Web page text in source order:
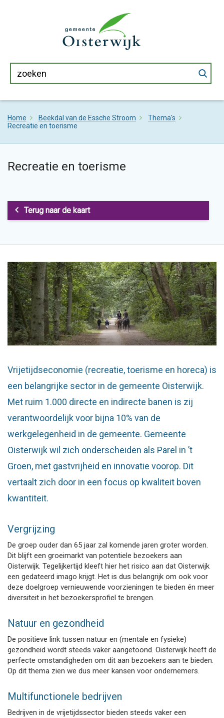
Home Beekdal van de Essche Stroom
Thema's
Recreatie en toerisme
Recreatie en toerisme
Terug naar de kaart
Vrijetijdseconomie (recreatie, toerisme en horeca) is
een belangrijke sector in de gemeente Oisterwijk.
Met ruim 1.000 directe en indirecte banen is zij
verantwoordelijk voor bijna 10% van de
werkgelegenheid in de gemeente. Gemeente
Oisterwijk wil zich onderscheiden als Parel in ’t
Groen, met gastvrijheid en innovatie voorop. Dit
vertaalt zich door in een focus op kwaliteit boven
kwantiteit.
Vergrijzing
De groep ouder dan 65 jaar zal komende jaren groter worden.
Dit blijft een groeimarkt van potentiele bezoekers aan
Oisterwijk. Tegelijkertijd kleeft hier het risico aan dat Oisterwijk
een gedateerd imago krijgt. Het is dus belangrijk om ook voor
deze doelgroep vernieuwende voorzieningen te bieden én meer
diversiteit in het bezoekersprofiel te brengen.
Natuur en gezondheid
De positieve link tussen natuur en (mentale en fysieke)
gezondheid wordt steeds vaker aangetoond. Oisterwijk heeft de
perfecte omstandigheden om dit aan bezoekers aan te bieden.
Op dit thema zien we dus meer kansen voor ondernemers.
Multifunctionele bedrijven
Bedrijven in de vrijetijdssector bieden steeds vaker een